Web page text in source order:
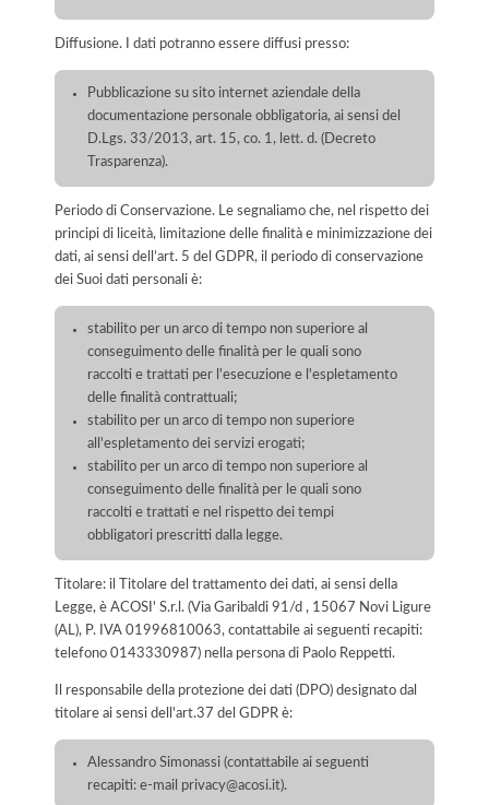
Diffusione. I dati potranno essere diffusi presso:
Pubblicazione su sito internet aziendale della
documentazione personale obbligatoria, ai sensi del
D.Lgs. 33/2013, art. 15, co. 1, lett. d. (Decreto
Trasparenza).
Periodo di Conservazione. Le segnaliamo che, nel rispetto dei
principi di liceità, limitazione delle finalità e minimizzazione dei
dati, ai sensi dell’art. 5 del GDPR, il periodo di conservazione
dei Suoi dati personali è:
stabilito per un arco di tempo non superiore al
conseguimento delle finalità per le quali sono
raccolti e trattati per l'esecuzione e l'espletamento
delle finalità contrattuali;
stabilito per un arco di tempo non superiore
all'espletamento dei servizi erogati;
stabilito per un arco di tempo non superiore al
conseguimento delle finalità per le quali sono
raccolti e trattati e nel rispetto dei tempi
obbligatori prescritti dalla legge.
Titolare: il Titolare del trattamento dei dati, ai sensi della
Legge, è ACOSI' S.r.l. (Via Garibaldi 91/d , 15067 Novi Ligure
(AL), P. IVA 01996810063, contattabile ai seguenti recapiti:
telefono 0143330987) nella persona di Paolo Reppetti.
Il responsabile della protezione dei dati (DPO) designato dal
titolare ai sensi dell'art.37 del GDPR è:
Alessandro Simonassi (contattabile ai seguenti
recapiti: e-mail privacy@acosi.it).